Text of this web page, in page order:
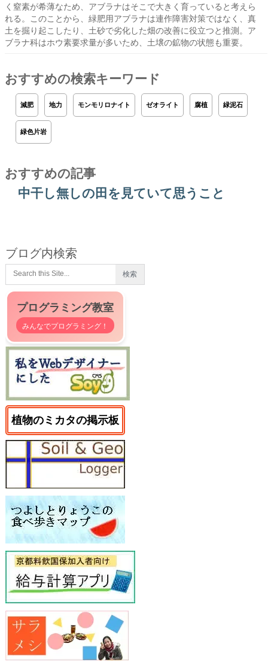
く窒素が希薄なため、アブラナはそこで大きく育っていると考えら
れる。このことから、緑肥用アブラナは連作障害対策ではなく、真
土を掘り起こしたり、土砂で劣化した畑の改善に役立つと推測。ア
ブラナ科はホウ素要求量が多いため、土壌の鉱物の状態も重要。
おすすめの検索キーワード
減肥 地力 モンモリロナイト ゼオライト 腐植 緑泥石
緑色片岩
おすすめの記事
中干し無しの田を見ていて思うこと
ブログ内検索
プログラミング教室
みんなでプログラミング！
植物のミカタの掲示板